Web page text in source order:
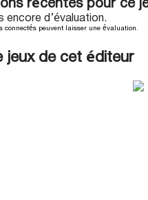
récentes pour ce
encore d’évaluation.
connectés peuvent laisser une évaluation.
jeux de cet éditeur